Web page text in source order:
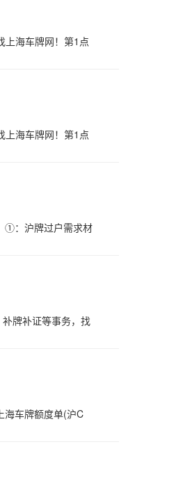
上海车牌网！第1点
上海车牌网！第1点
①：沪牌过户需求材
牌补证等事务，找
车牌额度单(沪C